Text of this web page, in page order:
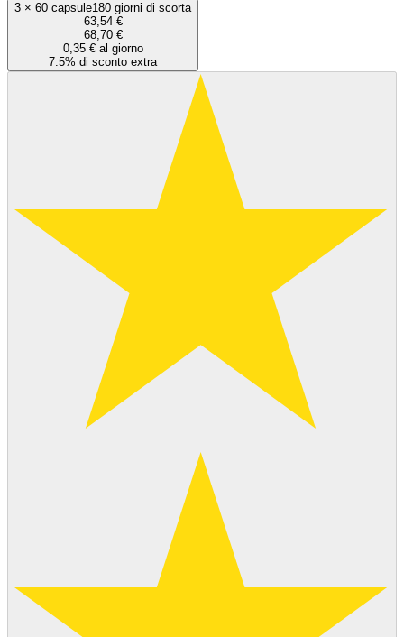
3 × 60 capsule180 giorni di scorta
63,54 €
68,70 €
0,35 € al giorno
7.5% di sconto extra